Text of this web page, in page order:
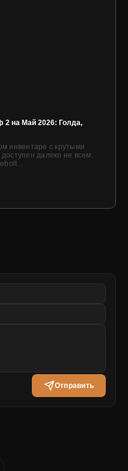
на Май 2026: Голда,
инвентаре с крутыми
далеко не всем.
Отправить